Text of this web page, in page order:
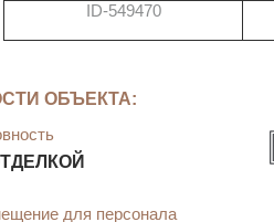
ID-549470
ОБЪЕКТА:
для персонала